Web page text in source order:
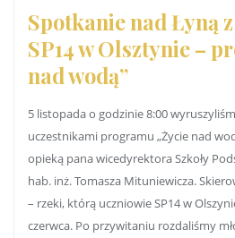
Spotkanie nad Łyną
SP14 w Olsztynie –
nad wodą”
5 listopada o godzinie 8:00
uczestnikami programu „Życie nad
opieką pana wicedyrektora Szkoły
hab. inż. Tomasza Mituniewicza.
– rzeki, którą uczniowie SP14 w
czerwca. Po przywitaniu rozdaliśmy